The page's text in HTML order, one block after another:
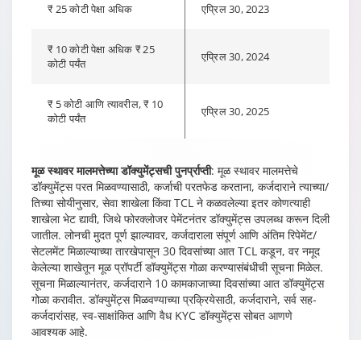
₹ 25 कोटी पेक्षा अधिक एप्रिल 30, 2023
₹ 10 कोटी पेक्षा अधिक ₹ 25
कोटी पर्यंत
एप्रिल 30, 2024
₹ 5 कोटी आणि त्यावरील, ₹ 10
कोटी पर्यंत
एप्रिल 30, 2025
मूळ स्थावर मालमत्तेच्या डॉक्युमेंट्सची पुनर्प्राप्ती: मूळ स्थावर मालमत्तेचे
डॉक्युमेंट्स परत मिळवण्यासाठी, कर्जाची परतफेड करताना, कर्जदाराने त्याच्या/
तिच्या सोयीनुसार, सेवा शाखेला किंवा TCL ने कळवलेल्या इतर कोणत्याही
शाखेला भेट द्यावी, जिथे फोरक्लोजर पेमेंटनंतर डॉक्युमेंट्स उपलब्ध करून दिली
जातील. लोनची मुदत पूर्ण झाल्यावर, कर्जदाराला संपूर्ण आणि अंतिम रिपेमेंट/
सेटलमेंट मिळाल्याच्या तारखेपासून 30 दिवसांच्या आत TCL कडून, वर नमूद
केलेल्या शाखेतून मूळ प्रॉपर्टी डॉक्युमेंट्स गोळा करण्यासंबंधीची सूचना मिळेल.
सूचना मिळाल्यानंतर, कर्जदाराने 10 कामकाजाच्या दिवसांच्या आत डॉक्युमेंट्स
गोळा करावीत. डॉक्युमेंट्स मिळवण्याच्या प्रक्रियेसाठी, कर्जदाराने, सर्व सह-
कर्जदारांसह, स्व-साक्षांकित आणि वैध KYC डॉक्युमेंट्स सोबत आणणे
आवश्यक आहे.